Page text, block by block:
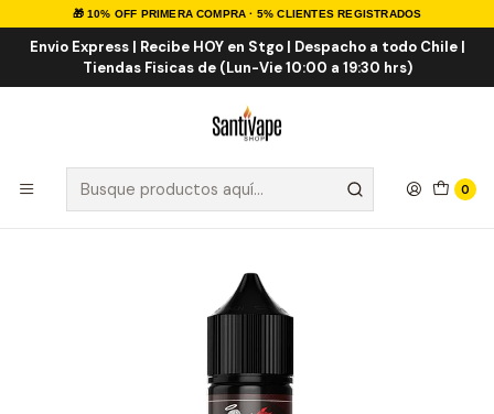
🎁 10% OFF PRIMERA COMPRA · 5% CLIENTES REGISTRADOS
Envio Express | Recibe HOY en Stgo | Despacho a todo Chile |
Tiendas Fisicas de (Lun-Vie 10:00 a 19:30 hrs)
0
Inicio Sales de Nicotina Salt Nic Nacionales
Quiron Salt 30ml